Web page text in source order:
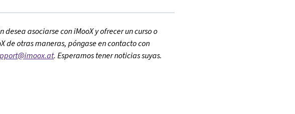
desea asociarse con iMooX y ofrecer un curso o
de otras maneras, póngase en contacto con
. Esperamos tener noticias suyas.